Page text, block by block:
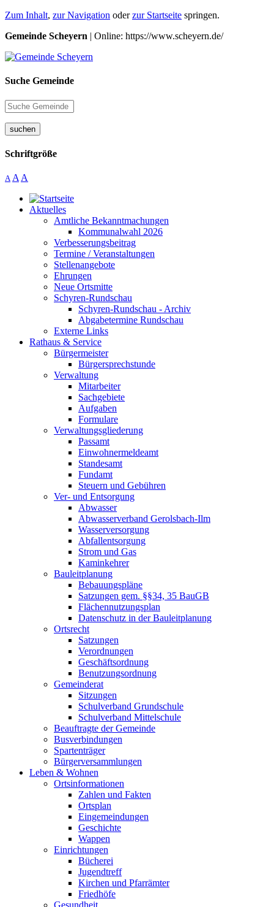
Zum Inhalt, zur Navigation oderzur Startseite springen.
Gemeinde Scheyern | Online: https://www.scheyern.de/
Suche Gemeinde
suchen
Schriftgröße
A A A
Aktuelles
Amtliche Bekanntmachungen
Kommunalwahl 2026
Verbesserungsbeitrag
Termine / Veranstaltungen
Stellenangebote
Ehrungen
Neue Ortsmitte
Schyren-Rundschau
Schyren-Rundschau - Archiv
Abgabetermine Rundschau
Externe Links
Rathaus & Service
Bürgermeister
Bürgersprechstunde
Verwaltung
Mitarbeiter
Sachgebiete
Aufgaben
Formulare
Verwaltungsgliederung
Passamt
Einwohnermeldeamt
Standesamt
Fundamt
Steuern und Gebühren
Ver- und Entsorgung
Abwasser
Abwasserverband Gerolsbach-Ilm
Wasserversorgung
Abfallentsorgung
Strom und Gas
Kaminkehrer
Bauleitplanung
Bebauungspläne
Satzungen gem. §§34, 35 BauGB
Flächennutzungsplan
Datenschutz in der Bauleitplanung
Ortsrecht
Satzungen
Verordnungen
Geschäftsordnung
Benutzungsordnung
Gemeinderat
Sitzungen
Schulverband Grundschule
Schulverband Mittelschule
Beauftragte der Gemeinde
Busverbindungen
Spartenträger
Bürgerversammlungen
Leben & Wohnen
Ortsinformationen
Zahlen und Fakten
Ortsplan
Eingemeindungen
Geschichte
Wappen
Einrichtungen
Bücherei
Jugendtreff
Kirchen und Pfarrämter
Friedhöfe
Gesundheit